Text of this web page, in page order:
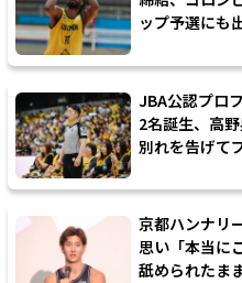
ップ予選にも
JBA公認プロ
2名誕生、高
別れを告げて
京都ハンナリ
思い「本当に
舐められたま